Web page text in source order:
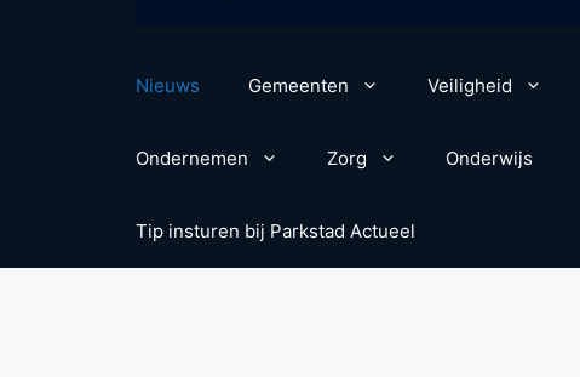
Nieuws Gemeenten Veiligheid
Ondernemen Zorg Onderwijs
Tip insturen bij Parkstad Actueel